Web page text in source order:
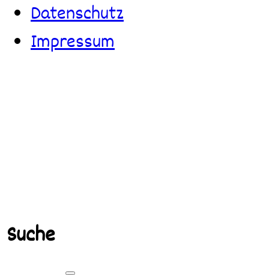
Datenschutz
Impressum
Suche